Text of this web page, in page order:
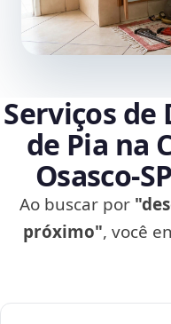
Serviços
de Pia na
Ao buscar por
próximo", você